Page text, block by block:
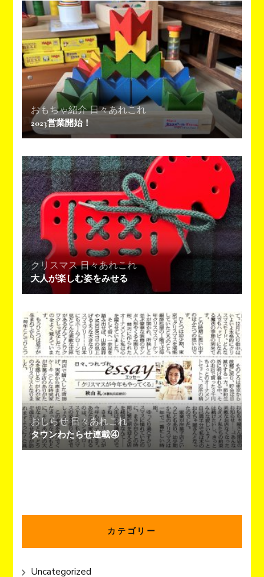
ン
おもちゃ紹介日々あれこれ
2023営業開始！
クリスマス日々あれこれ
大人が楽しむ姿をみせる
おしらせ日々あれこれ
タウンわたらせ連載④
カテゴリー
Uncategorized